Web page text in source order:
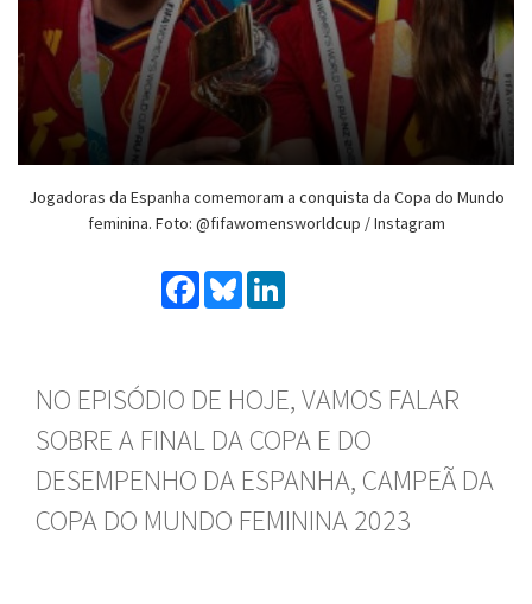
Jogadoras da Espanha comemoram a conquista da Copa do Mundo
feminina. Foto: @fifawomensworldcup / Instagram
Facebook
Bluesky
NO EPISÓDIO DE HOJE, VAMOS FALAR
SOBRE A FINAL DA COPA E DO
DESEMPENHO DA ESPANHA, CAMPEÃ DA
COPA DO MUNDO FEMININA 2023